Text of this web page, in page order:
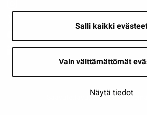
Salli kaikki evästeet
Vain välttämättömät
Näytä tiedot
Saavutettavuusseloste | ©